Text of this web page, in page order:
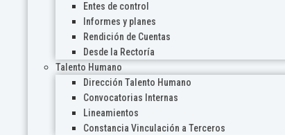
Entes de control
Informes y planes
Rendición de Cuentas
Desde la Rectoría
Talento Humano
Dirección Talento Humano
Convocatorias Internas
Lineamientos
Constancia Vinculación a Terceros